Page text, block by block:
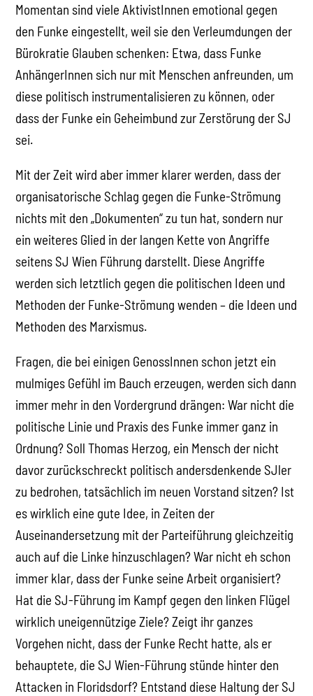
Momentan sind viele AktivistInnen emotional gegen
den Funke eingestellt, weil sie den Verleumdungen der
Bürokratie Glauben schenken: Etwa, dass Funke
AnhängerInnen sich nur mit Menschen anfreunden, um
diese politisch instrumentalisieren zu können, oder
dass der Funke ein Geheimbund zur Zerstörung der SJ
sei.
Mit der Zeit wird aber immer klarer werden, dass der
organisatorische Schlag gegen die Funke-Strömung
nichts mit den „Dokumenten“ zu tun hat, sondern nur
ein weiteres Glied in der langen Kette von Angriffe
seitens SJ Wien Führung darstellt. Diese Angriffe
werden sich letztlich gegen die politischen Ideen und
Methoden der Funke-Strömung wenden – die Ideen und
Methoden des Marxismus.
Fragen, die bei einigen GenossInnen schon jetzt ein
mulmiges Gefühl im Bauch erzeugen, werden sich dann
immer mehr in den Vordergrund drängen: War nicht die
politische Linie und Praxis des Funke immer ganz in
Ordnung? Soll Thomas Herzog, ein Mensch der nicht
davor zurückschreckt politisch andersdenkende SJler
zu bedrohen, tatsächlich im neuen Vorstand sitzen? Ist
es wirklich eine gute Idee, in Zeiten der
Auseinandersetzung mit der Parteiführung gleichzeitig
auch auf die Linke hinzuschlagen? War nicht eh schon
immer klar, dass der Funke seine Arbeit organisiert?
Hat die SJ-Führung im Kampf gegen den linken Flügel
wirklich uneigennützige Ziele? Zeigt ihr ganzes
Vorgehen nicht, dass der Funke Recht hatte, als er
behauptete, die SJ Wien-Führung stünde hinter den
Attacken in Floridsdorf? Entstand diese Haltung der SJ